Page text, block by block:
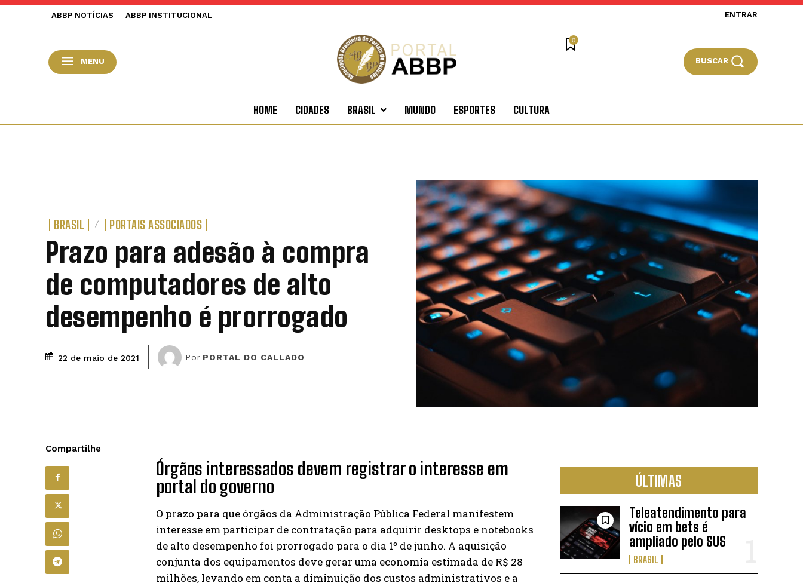
ABBP NOTÍCIAS ABBP INSTITUCIONAL ENTRAR
MENU
0
BUSCAR
HOME CIDADES BRASIL MUNDO ESPORTES CULTURA
BRASIL PORTAIS ASSOCIADOS
Prazo para adesão à compra
de computadores de alto
desempenho é prorrogado
22 de maio de 2021 Por PORTAL DO CALLADO
Compartilhe
Órgãos interessados devem registrar o interesse em
portal do governo
O prazo para que órgãos da Administração Pública Federal manifestem
interesse em participar de contratação para adquirir desktops e notebooks
de alto desempenho foi prorrogado para o dia 1º de junho. A aquisição
conjunta dos equipamentos deve gerar uma economia estimada de R$ 28
milhões, levando em conta a diminuição dos custos administrativos e a
ÚLTIMAS
Teleatendimento para
vício em bets é
ampliado pelo SUS
BRASIL